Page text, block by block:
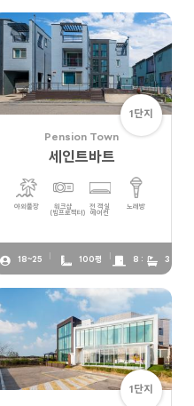
1단지
Pension Town
세인트바트
야외풀장
워크샵
(빔프로젝터)
전 객실
에어컨
노래방
18~25 100평 8 : 3
1단지